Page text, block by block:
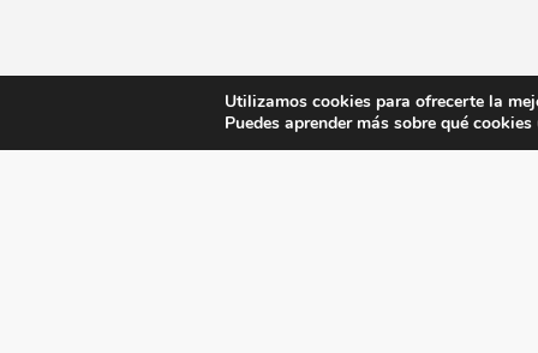
Utilizamos cookies para ofrecerte la
Puedes aprender más sobre qué